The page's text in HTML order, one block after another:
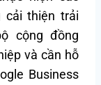
cải thiện trải
cộng đồng
và cần hỗ
Business